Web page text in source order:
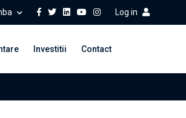
Log in
Investitii Contact